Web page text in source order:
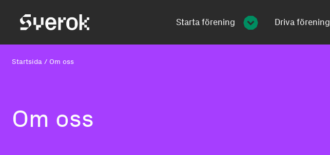
Sverok Starta förening Driva förening
Startsida / Om oss
Om oss